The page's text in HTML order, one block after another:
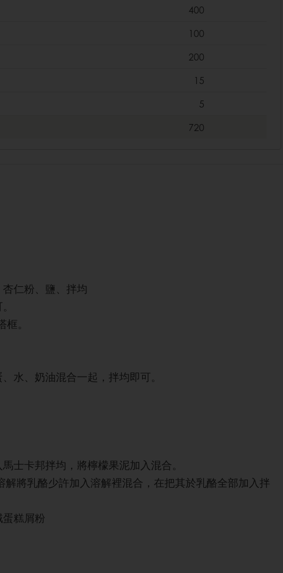
400
100
200
15
5
720
仁粉、鹽、拌均
。
水、奶油混合一起，拌均即可。
士卡邦拌均，將檸檬果泥加入混合。
解將乳酪少許加入溶解裡混合，在把其於乳酪全部加入拌
糕屑粉